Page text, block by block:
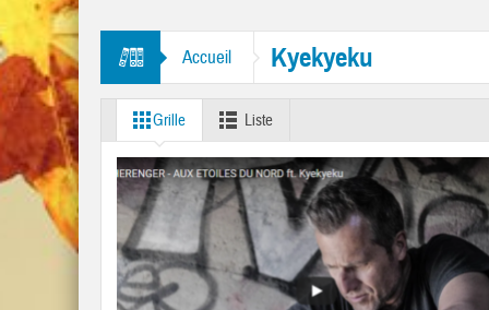
“Mr. Tambourine Man” et “Like A Rolling Stone”
Accueil Kyekyeku
Grille Liste